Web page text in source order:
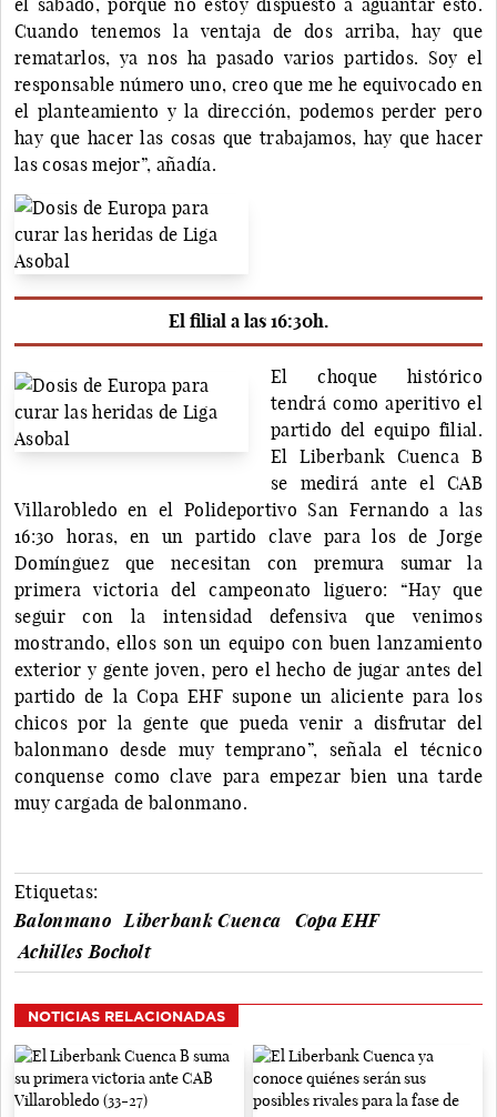
Cuando tenemos la ventaja de dos arriba, hay que
rematarlos, ya nos ha pasado varios partidos. Soy el
responsable número uno, creo que me he equivocado en
el planteamiento y la dirección, podemos perder pero
hay que hacer las cosas que trabajamos, hay que hacer
las cosas mejor”, añadía.
El filial a las 16:30h.
El choque histórico
tendrá como aperitivo el
partido del equipo filial.
El Liberbank Cuenca B
se medirá ante el CAB
Villarobledo en el Polideportivo San Fernando a las
16:30 horas, en un partido clave para los de Jorge
Domínguez que necesitan con premura sumar la
primera victoria del campeonato liguero: “Hay que
seguir con la intensidad defensiva que venimos
mostrando, ellos son un equipo con buen lanzamiento
exterior y gente joven, pero el hecho de jugar antes del
partido de la Copa EHF supone un aliciente para los
chicos por la gente que pueda venir a disfrutar del
balonmano desde muy temprano”, señala el técnico
conquense como clave para empezar bien una tarde
muy cargada de balonmano.
Etiquetas:
Balonmano
Liberbank Cuenca
Copa EHF
Achilles Bocholt
NOTICIAS RELACIONADAS